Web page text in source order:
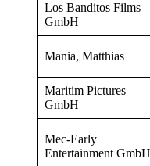
Los Banditos Films
GmbH
Mania, Matthias
Maritim Pictures
GmbH
Mec-Early
Entertainment GmbH